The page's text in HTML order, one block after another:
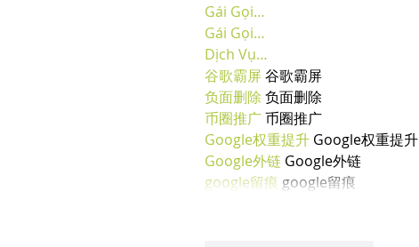
Gái Gọi…
Gái Gọi…
Dịch Vụ…
谷歌霸屏 谷歌霸屏
负面删除 负面删除
币圈推广 币圈推广
Google权重提升 Google权重提升
Google外链 Google外链
google留痕 google留痕